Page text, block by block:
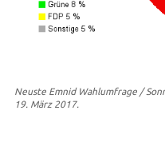
Neuste Emnid Wahlumfrage /
19. März 2017.